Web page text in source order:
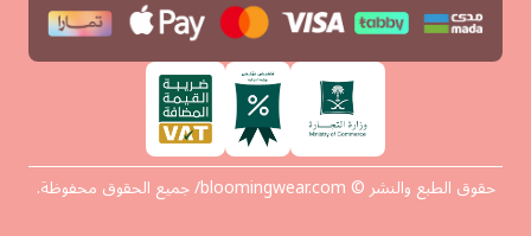
حقوق الطبع والنشر © bloomingwear.com/ جميع الحقوق محفوظة.